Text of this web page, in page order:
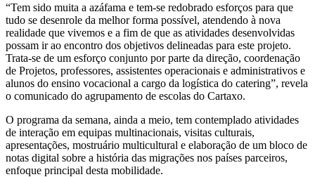
“Tem sido muita a azáfama e tem-se redobrado esforços para que
tudo se desenrole da melhor forma possível, atendendo à nova
realidade que vivemos e a fim de que as atividades desenvolvidas
possam ir ao encontro dos objetivos delineadas para este projeto.
Trata-se de um esforço conjunto por parte da direção, coordenação
de Projetos, professores, assistentes operacionais e administrativos e
alunos do ensino vocacional a cargo da logística do catering”, revela
o comunicado do agrupamento de escolas do Cartaxo.
O programa da semana, ainda a meio, tem contemplado atividades
de interação em equipas multinacionais, visitas culturais,
apresentações, mostruário multicultural e elaboração de um bloco de
notas digital sobre a história das migrações nos países parceiros,
enfoque principal desta mobilidade.